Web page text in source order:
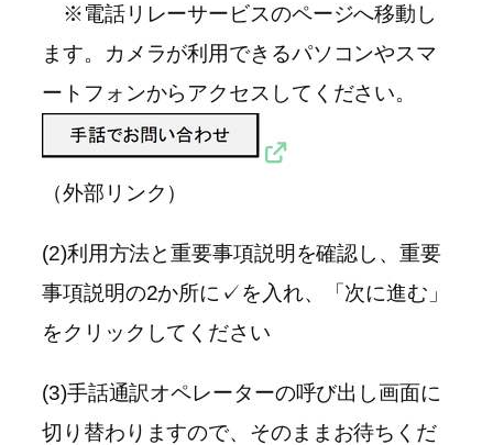
※電話リレーサービスのページへ移動し
ます。カメラが利用できるパソコンやスマ
ートフォンからアクセスしてください。
（外部リンク）
(2)利用方法と重要事項説明を確認し、重要
事項説明の2か所に✓を入れ、「次に進む」
をクリックしてください
(3)手話通訳オペレーターの呼び出し画面に
切り替わりますので、そのままお待ちくだ